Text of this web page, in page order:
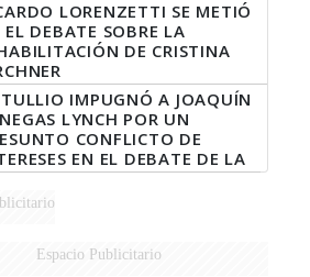
LORENZETTI SE METIÓ
EL DEBATE SOBRE LA
DE CRISTINA
IMPUGNÓ A JOAQUÍN
LYNCH POR UN
CONFLICTO DE
EN EL DEBATE DE LA
DE TIERRAS
Espacio Publicitario